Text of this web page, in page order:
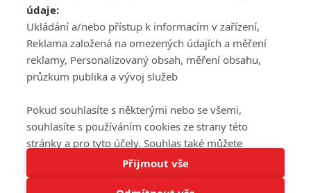
Tato stránka používá soubory cookies.
Máte-li zájem o inzerci na našem webu napište nám na e-mail
studio@koncal.com
Ochrana osobních údajů|Zásady používání cookies |Pravidla webu
Upravit nastavení soukromí
© 2016 – 2026 FandimeSerialum.cz / All rights reserved /
údaje:
Ukládání a/nebo přístup k informacím v zařízení,
Reklama založená na omezených údajích a měření
reklamy, Personalizovaný obsah, měření obsahu,
průzkum publika a vývoj služeb
Pokud souhlasíte s některými nebo se všemi,
souhlasíte s používáním cookies ze strany této
stránky a pro tyto účely. Souhlas také můžete
odmítnout, ale v takovém případě vám na stránce
nebudou k dispozici některé personalizované funkce.
Přijmout vše